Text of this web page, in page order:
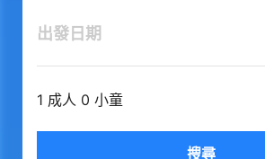
出發日期
1 成人 0 小童
搜尋